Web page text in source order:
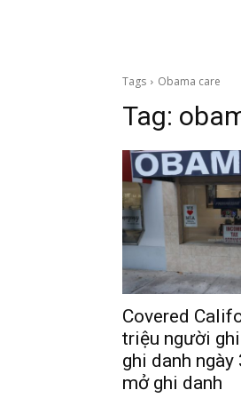
Tags Obama care
Tag:
Covered
triệu người
ghi danh
mở ghi danh